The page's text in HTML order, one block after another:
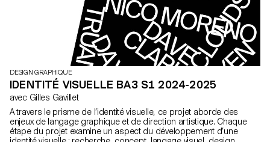
DESIGN GRAPHIQUE
IDENTITÉ VISUELLE BA3 S1 2024-2025
avec Gilles Gavillet
A travers le prisme de l’identité visuelle, ce projet aborde des
enjeux de langage graphique et de direction artistique. Chaque
étape du projet examine un aspect du développement d’une